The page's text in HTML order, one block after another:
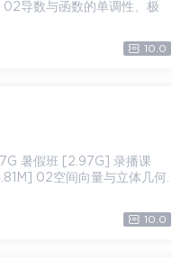
导数与函数的单调性、极
10.0
课
02空间向量与立体几何.
10.0